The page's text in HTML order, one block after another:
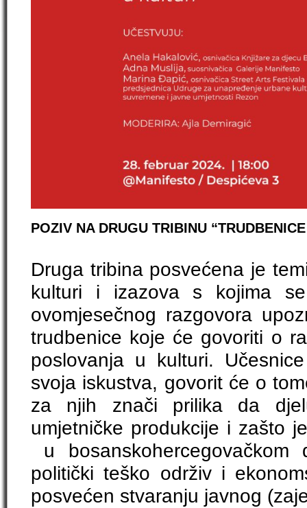
POZIV NA DRUGU TRIBINU
Druga tribina posvećena je
kulturi i izazova s kojima
ovomjesečnog razgovora
trudbenice koje će govoriti o
poslovanja u kulturi.
svoja iskustva, govorit će o
za njih znači prilika da
umjetničke produkcije i zašto
u bosanskohercegovačkom
politički teško održiv i
posvećen stvaranju javnog